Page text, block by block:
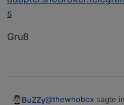
s
Gruß
BuZZy@thewhobox sagte in